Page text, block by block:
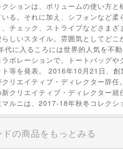
ションは、ボリュームの使い方と
いる。それに加え、シフォンなど柔
チェック、ストライプなどさまざ
しいスタイル。雰囲気としてどこ
代に入るころには世界的人気を不
ラボレーションで、トートバッグ
ト等を発表。 2016年10月21日、創
クリエイティブ・ディレクター辞任
新クリエイティブ・ディレクター就
ルニは、2017-18年秋冬コレクシ
の商品をもっとみる